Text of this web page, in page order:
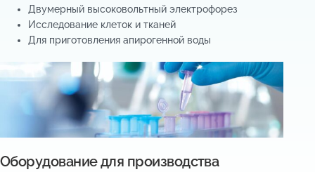
Двумерный высоковольтный электрофорез
Исследование клеток и тканей
Для приготовления апирогенной воды
Оборудование для производства